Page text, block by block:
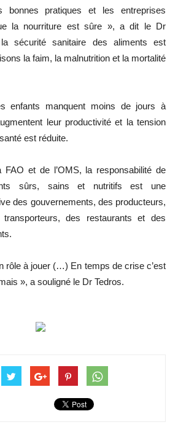
bonnes pratiques et les entreprises
la nourriture est sûre », a dit le Dr
sécurité sanitaire des aliments est
la faim, la malnutrition et la mortalité
enfants manquent moins de jours à
leur productivité et la tension
est réduite.
et de l’OMS, la responsabilité de
sûrs, sains et nutritifs est une
des gouvernements, des producteurs,
des restaurants et des
rôle à jouer (…) En temps de crise c’est
», a souligné le Dr Tedros.